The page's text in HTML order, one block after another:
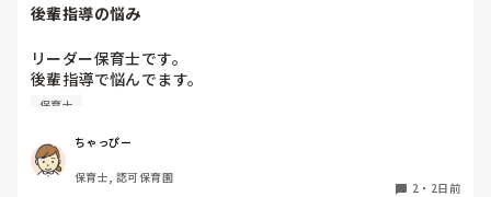
後輩指導の悩み
リーダー保育士です。
後輩指導で悩んでます。
初めて年長を持つ後輩がいますが
いで様子見てると直前になるまで何もアクションがなかった
り
他の職員に聞いてる様子もなくて
保育士
ちゃっぴー
保育士, 認可保育園
2 ・ 2日前